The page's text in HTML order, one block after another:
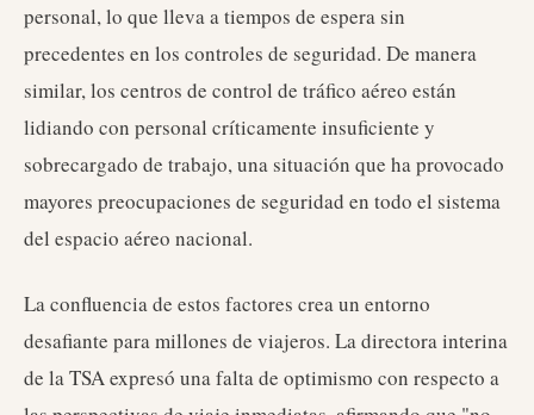
personal, lo que lleva a tiempos de espera sin
precedentes en los controles de seguridad. De manera
similar, los centros de control de tráfico aéreo están
lidiando con personal críticamente insuficiente y
sobrecargado de trabajo, una situación que ha provocado
mayores preocupaciones de seguridad en todo el sistema
del espacio aéreo nacional.
La confluencia de estos factores crea un entorno
desafiante para millones de viajeros. La directora interina
de la TSA expresó una falta de optimismo con respecto a